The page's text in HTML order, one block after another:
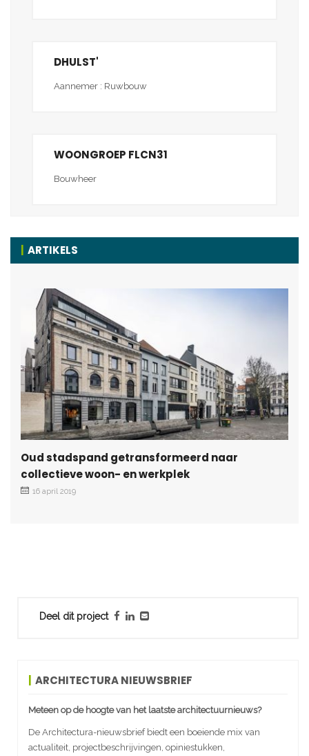
Deel dit project
ARCHITECTURA NIEUWSBRIEF
Meteen op de hoogte van het laatste architectuurnieuws?
De Architectura-nieuwsbrief biedt een boeiende mix van
actualiteit, projectbeschrijvingen, opiniestukken,
DHULST'
Aannemer : Ruwbouw
WOONGROEP FLCN31
Bouwheer
ARTIKELS
Oud stadspand getransformeerd naar
collectieve woon- en werkplek
16 april 2019